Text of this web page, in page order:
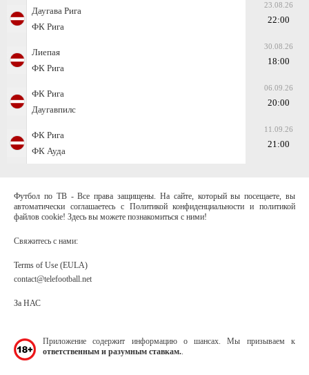
Даугава Рига
ФК Рига
23.08.26
22:00
Лиепая
ФК Рига
30.08.26
18:00
ФК Рига
Даугавпилс
06.09.26
20:00
ФК Рига
ФК Ауда
11.09.26
21:00
Футбол по ТВ - Все права защищены. На сайте, который вы посещаете, вы
автоматически соглашаетесь с Политикой конфиденциальности и политикой
файлов cookie! Здесь вы можете познакомиться с ними!
Свяжитесь с нами:
Terms of Use (EULA)
contact@telefootball.net
За НАС
Приложение содержит информацию о шансах. Мы призываем к
ответственным и разумным ставкам.